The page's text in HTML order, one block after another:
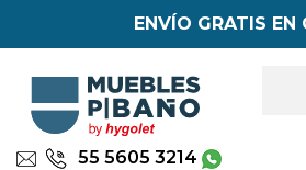
ENVÍO GRATIS EN
55 5605 3214